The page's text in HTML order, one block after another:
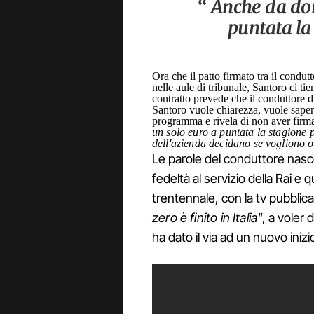
“ Anche da
puntata
Ora che il patto firmato tra il
nelle aule di tribunale, Santoro ci
contratto prevede che il conduttore
Santoro vuole chiarezza, vuole
programma e rivela di non aver
un solo euro a puntata la stagione
dell'azienda decidano se vogliono
Le parole del conduttore
fedeltà al servizio della Rai e
trentennale, con la tv
zero è finito in Italia", a voler
ha dato il via ad un nuovo